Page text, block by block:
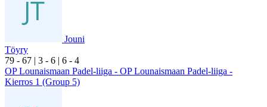
Jouni
Töyry
79 - 67 | 3 - 6 | 6 - 4
OP Lounaismaan Padel-liiga - OP Lounaismaan Padel-liiga -
Kierros 1 (Group 5)